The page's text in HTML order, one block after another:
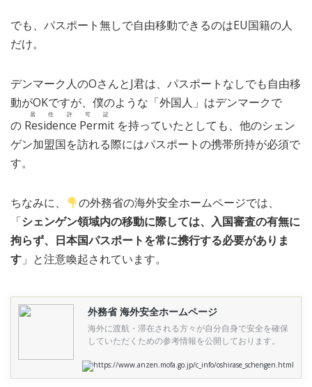
でも、パスポート無しで自由移動できるのはEU国籍の人
だけ。
デンマーク人のOさんとJ君は、パスポートなしでも自由移
動がOKですが、僕のような「外国人」はデンマークで
の Residence Permit
居住許可証
を持っていたとしても、他のシェン
ゲン加盟国を訪れる際にはパスポートの携帯所持が必須で
す。
ちなみに、
の外務省の海外安全ホームページでは、
「シェンゲン領域内の移動に際しては、入国審査の有無に
拘らず、日本国パスポートを常に携行する必要がありま
す 」と注意喚起されています。
外務省 海外安全ホームページ
海外に渡航・滞在される方々が自分自身で安全を確保
していただくための参考情報を公開しております。
https://www.anzen.mofa.go.jp/c_info/oshirase_schengen.html